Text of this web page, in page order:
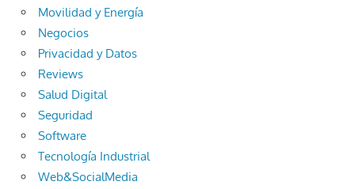
Movilidad y Energía
Negocios
Privacidad y Datos
Reviews
Salud Digital
Seguridad
Software
Tecnología Industrial
Web&SocialMedia